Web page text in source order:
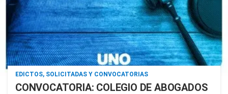
EDICTOS, SOLICITADAS Y CONVOCATORIAS
CONVOCATORIA: COLEGIO DE ABOGADOS